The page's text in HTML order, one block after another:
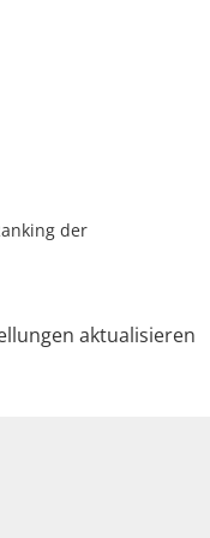
der
aktualisieren